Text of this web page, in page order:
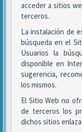
acceder a sitios
terceros.
La instalación de
búsqueda en el
Usuarios la
disponible en
sugerencia,
los mismos.
El Sitio Web no
de terceros los
dichos sitios